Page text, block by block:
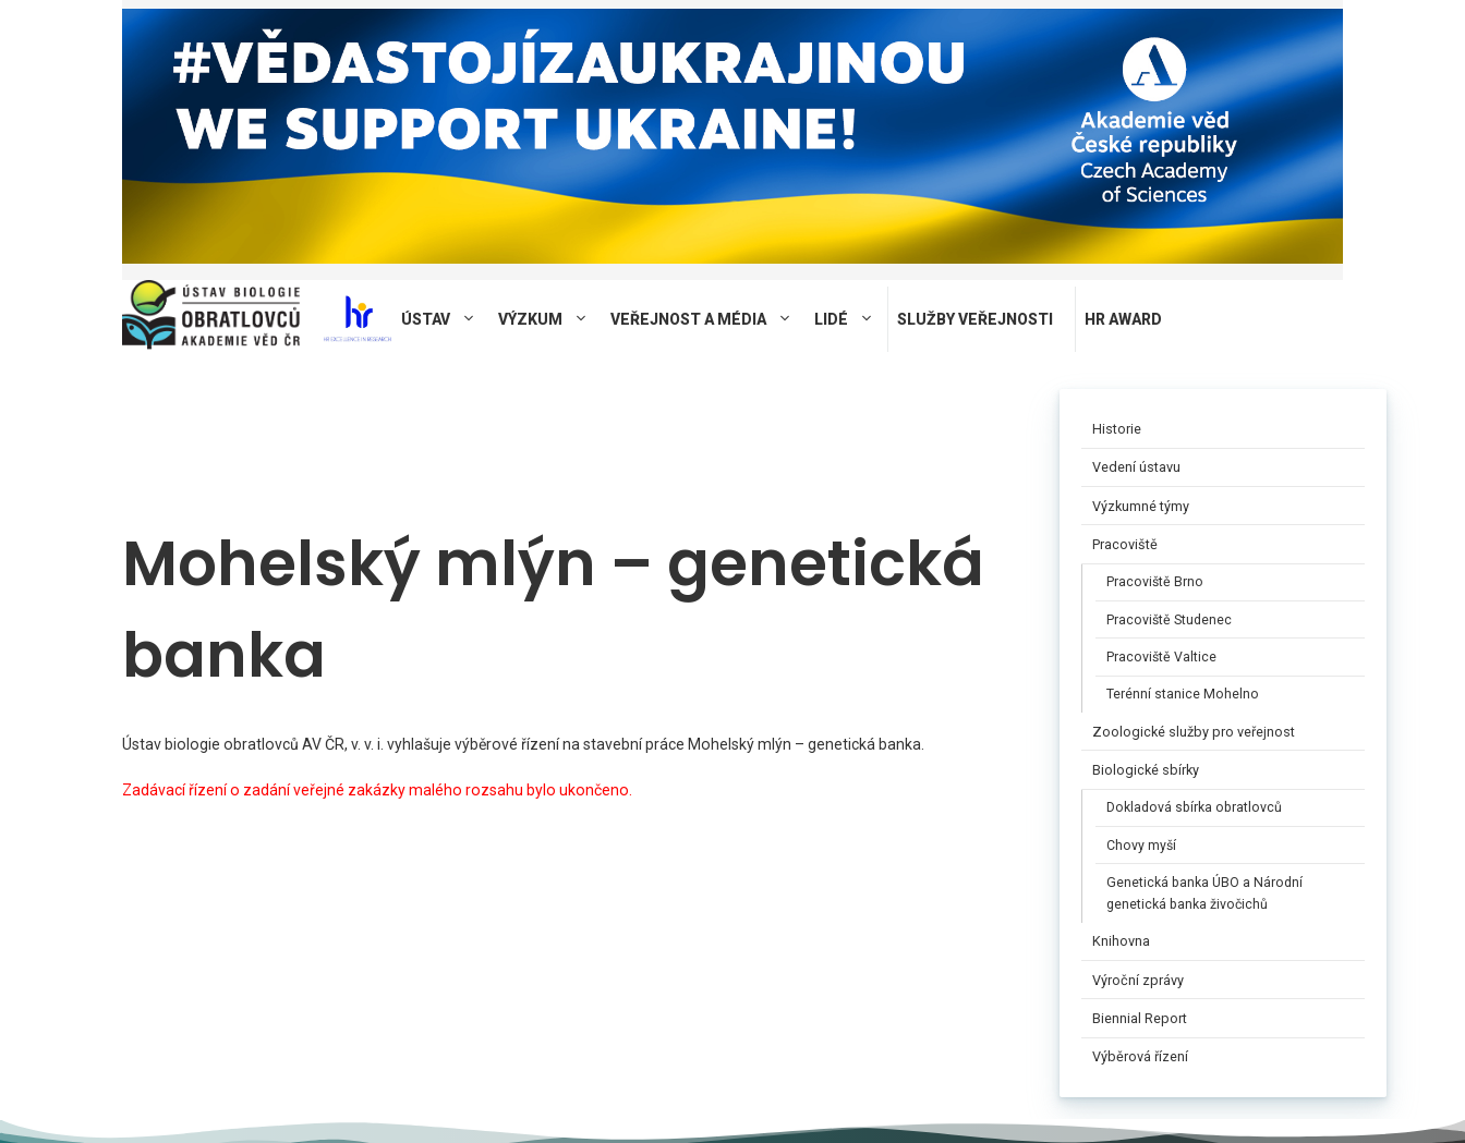
ÚSTAV VÝZKUM VEŘEJNOST A MÉDIA LIDÉ SLUŽBY VEŘEJNOSTI HR AWARD
Mohelský mlýn – genetická
banka
Ústav biologie obratlovců AV ČR, v. v. i. vyhlašuje výběrové řízení na stavební práce Mohelský mlýn – genetická banka.
Zadávací řízení o zadání veřejné zakázky malého rozsahu bylo ukončeno.
Historie
Vedení ústavu
Výzkumné týmy
Pracoviště
Pracoviště Brno
Pracoviště Studenec
Pracoviště Valtice
Terénní stanice Mohelno
Zoologické služby pro veřejnost
Biologické sbírky
Dokladová sbírka obratlovců
Chovy myší
Genetická banka ÚBO a Národní
genetická banka živočichů
Knihovna
Výroční zprávy
Biennial Report
Výběrová řízení